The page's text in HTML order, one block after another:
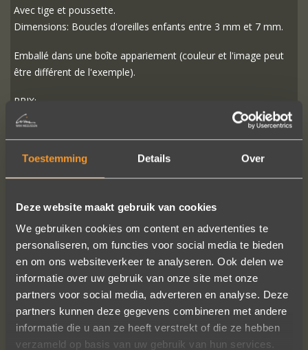
Toestemming Details Over
Deze website maakt gebruik van cookies
We gebruiken cookies om content en advertenties te
personaliseren, om functies voor social media te bieden
en om ons websiteverkeer te analyseren. Ook delen we
informatie over uw gebruik van onze site met onze
partners voor social media, adverteren en analyse. Deze
partners kunnen deze gegevens combineren met andere
informatie die u aan ze heeft verstrekt of die ze hebben
verzameld op basis van uw gebruik van hun services.
Avec tige et poussette.
Dimensions: Boucles d'oreilles enfants entre 3 mm et 7 mm.
Emballé dans une boîte appariement (couleur et l'image peut
être différent de l'exemple).
PRIX:
€35,-
PLUS D'INFO
SUIVEZ-NOUS SUR LES MÉDIAS SOCIAUX